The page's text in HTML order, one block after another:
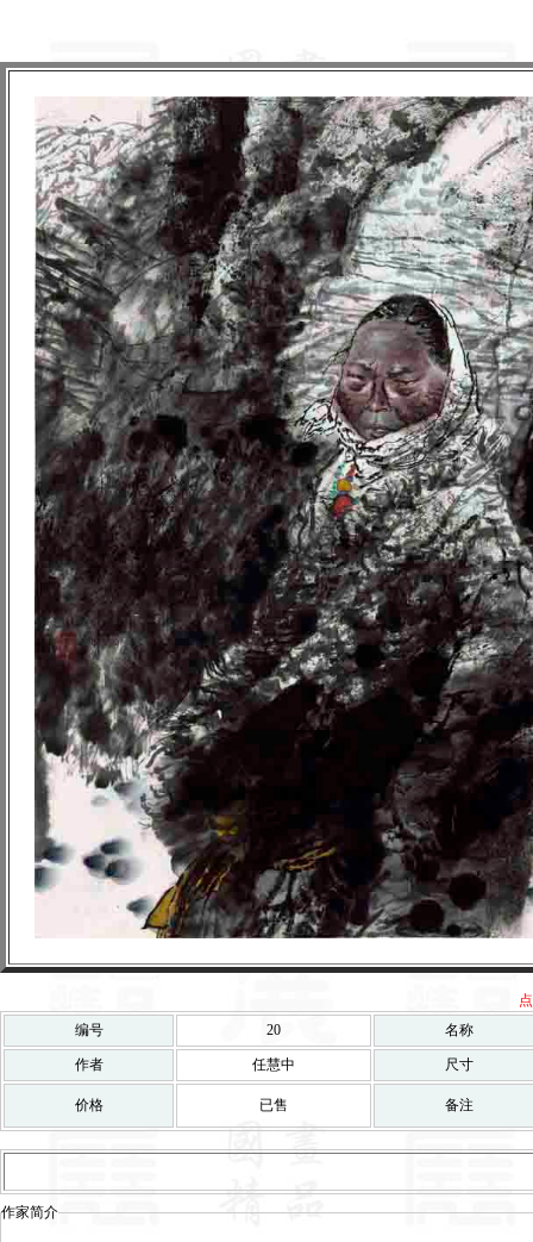
编号
20 名称
作者 任慧中 尺寸
价格 已售 备注
作家简介